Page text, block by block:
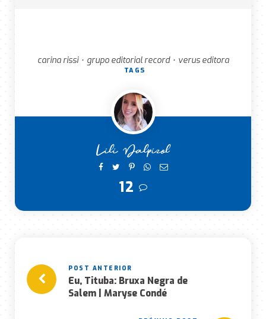
carina rissi • grupo editorial record • verus editora
TAGS
Lili Dalpizol
12
Eu, Tituba: Bruxa Negra de
Salem | Maryse Condé